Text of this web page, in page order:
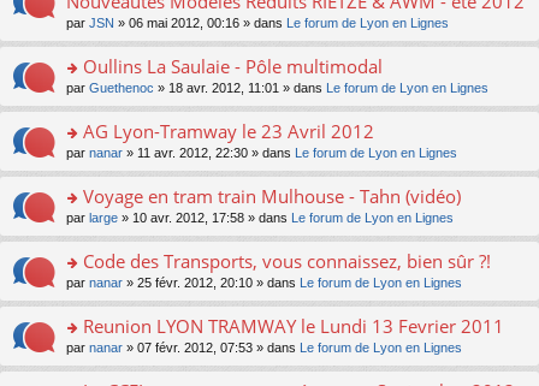
c
e
nt
pl
u
s
c
e
nt
lu
pl
u
s
c
e
nt
g
e
n
o
lu
pl
u
s
c
e
nt
s
g
e
n
o
lu
pl
u
s
c
e
nt
er
le
m
e
s
g
e
n
o
lu
pl
u
s
c
e
nt
n
er
le
m
e
s
a
g
e
n
n
lu
le
pl
u
par JSN » 06 mai 2012, 00:16 » dans Le forum de Lyon en Lignes
o
n
ult
er
le
m
e
a
g
e
n
n
Oullins La Saulaie - Pôle multimodal
par Guethenoc » 18 avr. 2012, 11:01 » dans Le forum de Lyon en Lignes
o
n
ult
er
le
m
e
a
g
e
AG Lyon-Tramway le 23 Avril 2012
par nanar » 11 avr. 2012, 22:30 » dans Le forum de Lyon en Lignes
o
n
ult
er
le
m
e
Voyage en tram train Mulhouse - Tahn (vidéo)
par large » 10 avr. 2012, 17:58 » dans Le forum de Lyon en Lignes
o
n
ult
er
le
Code des Transports, vous connaissez, bien sûr ?!
par nanar » 25 févr. 2012, 20:10 » dans Le forum de Lyon en Lignes
o
n
Reunion LYON TRAMWAY le Lundi 13 Fevrier 2011
par nanar » 07 févr. 2012, 07:53 » dans Le forum de Lyon en Lignes